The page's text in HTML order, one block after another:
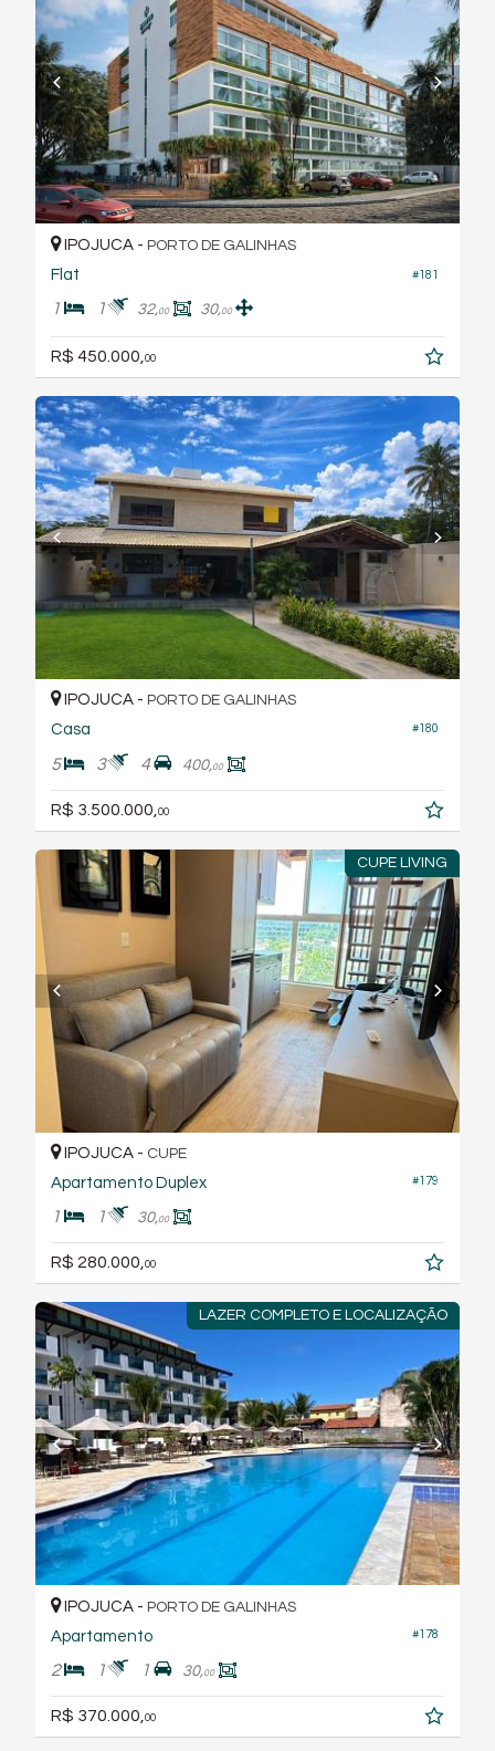
#181
IPOJUCA - PORTO DE GALINHAS
Flat
1 1 32,00 30,00
R$ 450.000, 00
#180
IPOJUCA - PORTO DE GALINHAS
Casa
5 3 4 400,00
R$ 3.500.000, 00
CUPE LIVING
#179
IPOJUCA - CUPE
Apartamento Duplex
1 1 30,00
R$ 280.000, 00
LAZER COMPLETO E LOCALIZAÇÃO
#178
IPOJUCA - PORTO DE GALINHAS
Apartamento
2 1 1 30,00
R$ 370.000, 00